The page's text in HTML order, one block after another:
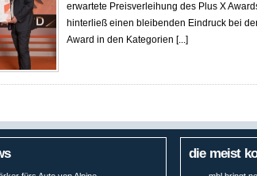
erwartete Preisverleihung des Plus X
hinterließ einen bleibenden Eindruck bei
Award in den Kategorien [...]
die meist